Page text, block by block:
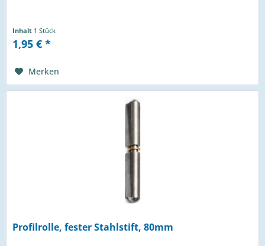
Inhalt 1 Stück
1,95 € *
Merken
Profilrolle, fester Stahlstift, 80mm